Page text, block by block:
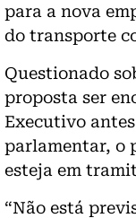
para a nova
do transporte
Questionado
proposta ser
Executivo
parlamentar, o
esteja em
“Não está